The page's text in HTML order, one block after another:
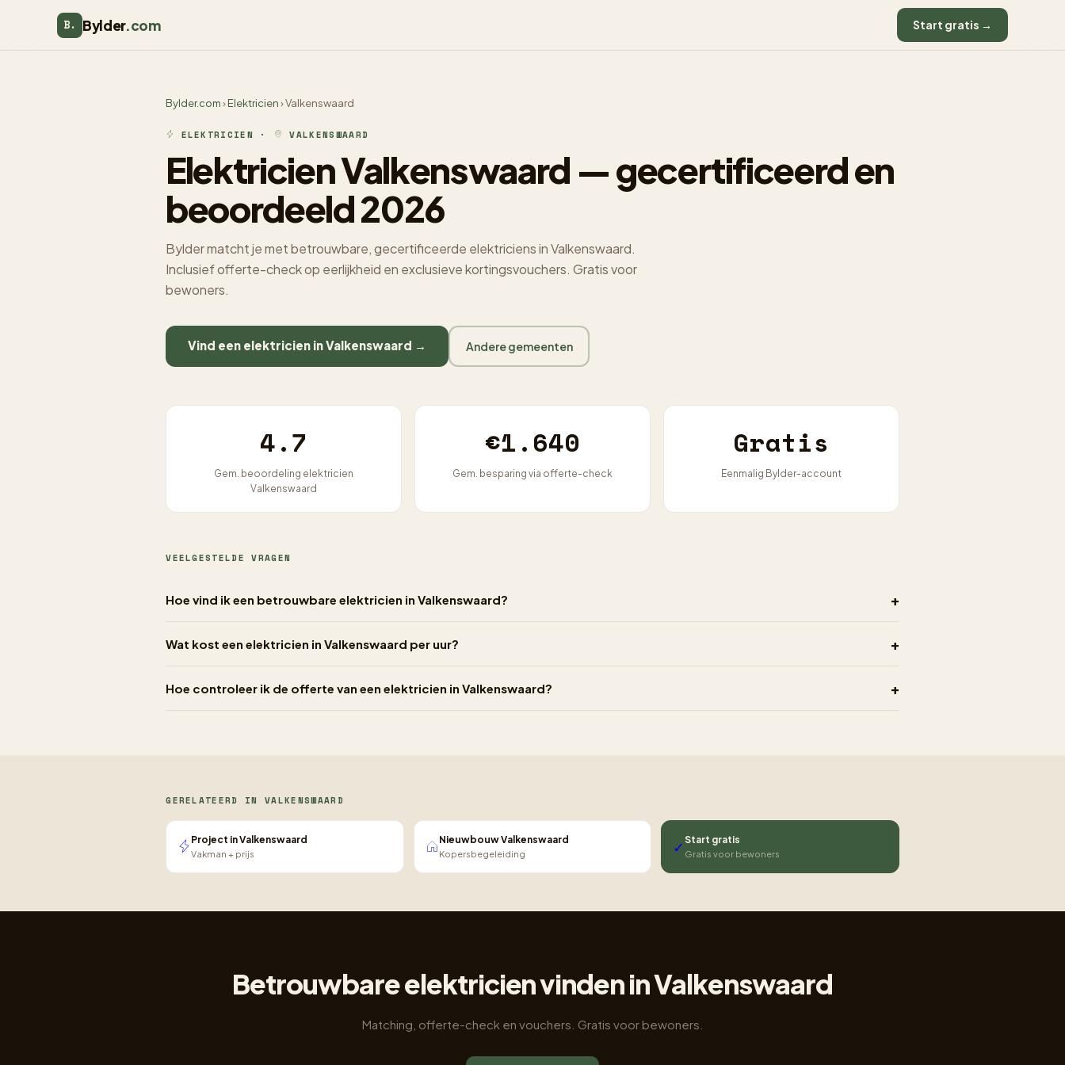
B. Bylder.com Start gratis →
Bylder.com›Elektricien› Valkenswaard
ELEKTRICIEN · VALKENSWAARD
Elektricien Valkenswaard — gecertificeerd en
beoordeeld 2026
Bylder matcht je met betrouwbare, gecertificeerde elektriciens in Valkenswaard.
Inclusief offerte-check op eerlijkheid en exclusieve kortingsvouchers. Gratis voor
bewoners.
Vind een elektricien in Valkenswaard → Andere gemeenten
4.7
Gem. beoordeling elektricien
Valkenswaard
€1.640
Gem. besparing via offerte-check
Gratis
Eenmalig Bylder-account
VEELGESTELDE VRAGEN
Hoe vind ik een betrouwbare elektricien in Valkenswaard? +
Wat kost een elektricien in Valkenswaard per uur? +
Hoe controleer ik de offerte van een elektricien in Valkenswaard? +
GERELATEERD IN VALKENSWAARD
Project in Valkenswaard
Vakman + prijs
Nieuwbouw Valkenswaard
Kopersbegeleiding ✓Start gratis
Gratis voor bewoners
Betrouwbare elektricien vinden in Valkenswaard
Matching, offerte-check en vouchers. Gratis voor bewoners.